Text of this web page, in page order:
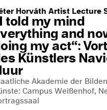
Horváth Artist Lecture
told my mind
and
my act“:
Künstlers
Akademie der
Campus Weißenhof,